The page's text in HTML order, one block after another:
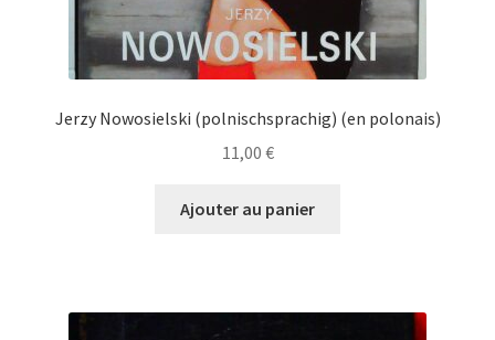
Jerzy Nowosielski (polnischsprachig) (en polonais)
11,00 €
Ajouter au panier